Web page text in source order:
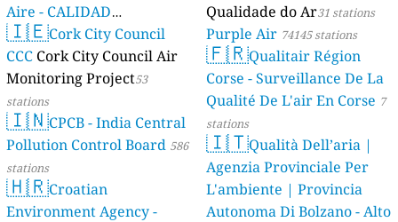
Aire - CALIDAD
AMBIENTAL) 23 stations
🇮🇪Cork City Council
CCC Cork City Council Air
Monitoring Project53
stations
🇮🇳CPCB - India Central
Pollution Control Board 586
stations
🇭🇷Croatian
Environment Agency -
Qualidade do Ar31 stations
Purple Air 74145 stations
🇫🇷Qualitair Région
Corse - Surveillance De La
Qualité De L'air En Corse 7
stations
🇮🇹Qualità Dell’aria |
Agenzia Provinciale Per
L'ambiente | Provincia
Autonoma Di Bolzano - Alto